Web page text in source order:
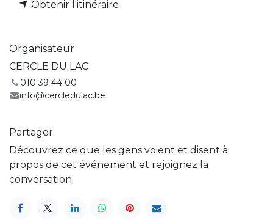
Obtenir l'itinéraire
Organisateur
CERCLE DU LAC
010 39 44 00
info@cercledulac.be
Partager
Découvrez ce que les gens voient et disent à
propos de cet événement et rejoignez la
conversation.